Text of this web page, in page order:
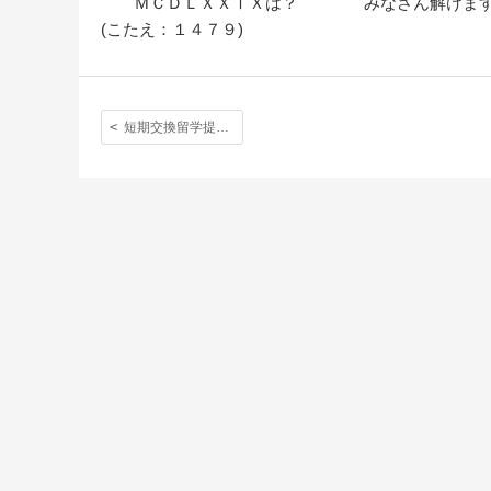
(こたえ：１４７９)
短期交換留学提携校、ミレースクールの生徒たちから届いた手紙〈第４回〉